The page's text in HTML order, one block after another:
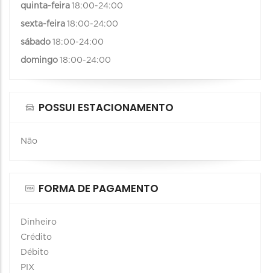
quinta-feira 18:00-24:00
sexta-feira 18:00-24:00
sábado 18:00-24:00
domingo 18:00-24:00
POSSUI ESTACIONAMENTO
Não
FORMA DE PAGAMENTO
Dinheiro
Crédito
Débito
PIX